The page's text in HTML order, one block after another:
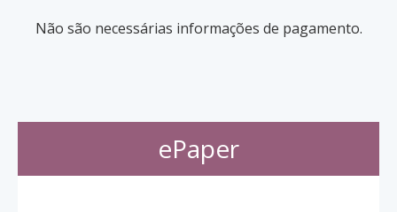
Não são necessárias informações de pagamento.
ePaper